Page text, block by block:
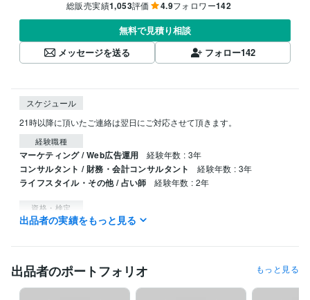
総販売実績1,053評価 4.9フォロワー142
無料で見積り相談
メッセージを送る
フォロー142
スケジュール
21時以降に頂いたご連絡は翌日にご対応させて頂きます。
経験職種
マーケティング / Web広告運用 経験年数 : 3年
コンサルタント / 財務・会計コンサルタント 経験年数 : 3年
ライフスタイル・その他 / 占い師 経験年数 : 2年
資格・検定
税理士科目合格「財務諸表論」
Excel:10年Google サイト:10年Google スプレッドシート:5年
Word:10年勘定奉行:1年弥生会計:3年
出品者の実績をもっと見る
出品者のポートフォリオ もっと見る